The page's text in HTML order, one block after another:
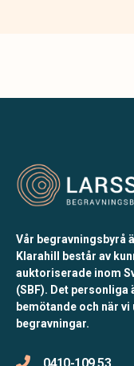
Vår begravningsbyrå
Klarahill består av
auktoriserade inom
(SBF). Det
bemötande och när
begravningar.